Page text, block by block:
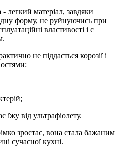
- легкий матеріал, завдяки
форму, не руйнуючись при
властивості і є
не піддається корозії і
їжу від ультрафіолету.
зростає, вона стала бажаним
сучасної кухні.